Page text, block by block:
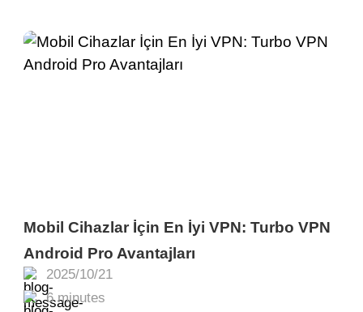
2025/10/21
6 minutes
Mobil Cihazlar İçin En İyi VPN: Turbo VPN
Android Pro Avantajları